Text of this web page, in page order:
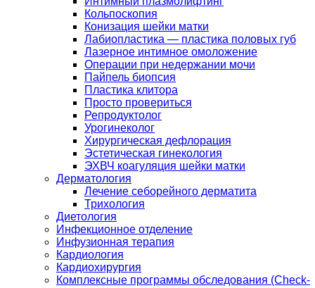
Кольпоскопия
Конизация шейки матки
Лабиопластика — пластика половых губ
Лазерное интимное омоложение
Операции при недержании мочи
Пайпель биопсия
Пластика клитора
Просто провериться
Репродуктолог
Урогинеколог
Хирургическая дефлорация
Эстетическая гинекология
ЭХВЧ коагуляция шейки матки
Дерматология
Лечение себорейного дерматита
Трихология
Диетология
Инфекционное отделение
Инфузионная терапия
Кардиология
Кардиохирургия
Комплексные программы обследования (Check-